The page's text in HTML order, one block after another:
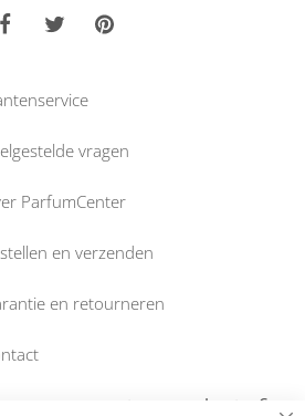
vragen
ParfumCenter
en verzenden
en retourneren